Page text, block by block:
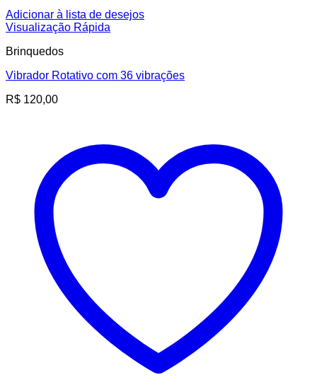
Adicionar à lista de desejos
Visualização Rápida
Brinquedos
Vibrador Rotativo com 36 vibrações
R$ 120,00